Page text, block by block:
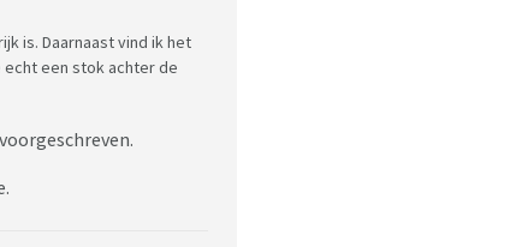
is. Daarnaast vind ik het
een stok achter de